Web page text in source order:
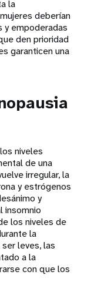
la
deberían
y empoderadas
den prioridad
garanticen una
niveles
de una
irregular, la
y estrógenos
y
insomnio
los niveles de
la
leves, las
a la
con que los